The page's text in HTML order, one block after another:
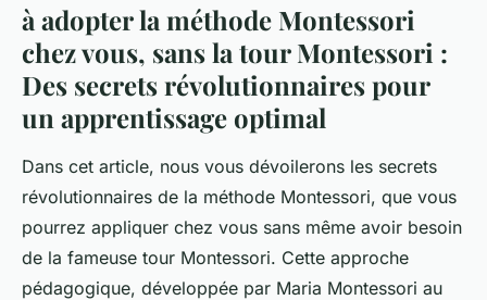
à adopter la méthode Montessori
chez vous, sans la tour Montessori :
Des secrets révolutionnaires pour
un apprentissage optimal
Dans cet article, nous vous dévoilerons les secrets
révolutionnaires de la méthode Montessori, que vous
pourrez appliquer chez vous sans même avoir besoin
de la fameuse tour Montessori. Cette approche
pédagogique, développée par Maria Montessori au